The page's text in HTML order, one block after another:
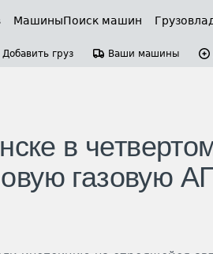
МашиныПоиск машин
Добавить груз Ваши машины
в
газовую